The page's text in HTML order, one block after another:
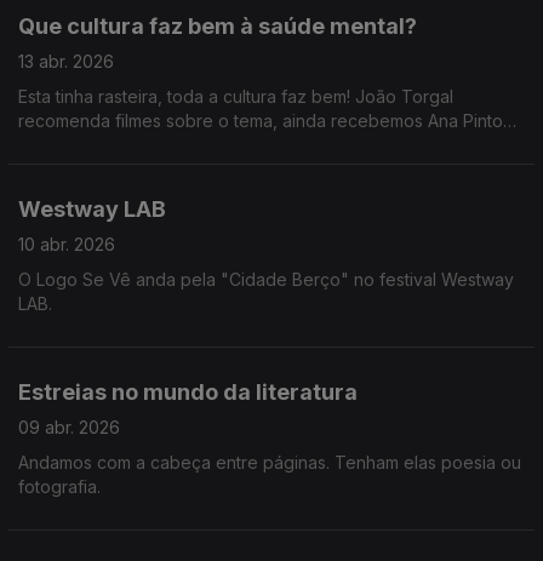
Que cultura faz bem à saúde mental?
13 abr. 2026
Esta tinha rasteira, toda a cultura faz bem! João Torgal
recomenda filmes sobre o tema, ainda recebemos Ana Pinto
Westway LAB
10 abr. 2026
O Logo Se Vê anda pela "Cidade Berço" no festival Westway
LAB.
Estreias no mundo da literatura
09 abr. 2026
Andamos com a cabeça entre páginas. Tenham elas poesia ou
fotografia.